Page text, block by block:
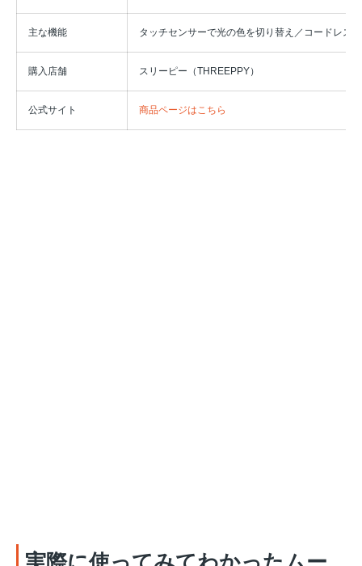
主な機能 タッチセンサーで光の色を切り替え／コードレス
購入店舗 スリーピー（THREEPPY）
公式サイト 商品ページはこちら